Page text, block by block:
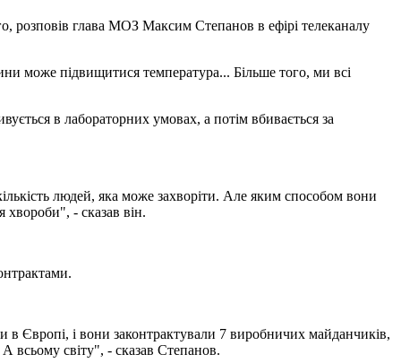
розповів глава МОЗ Максим Степанов в ефірі телеканалу
може підвищитися температура... Більше того, ми всі
в лабораторних умовах, а потім вбивається за
людей, яка може захворіти. Але яким способом вони
хвороби", - сказав він.
Європі, і вони законтрактували 7 виробничих майданчиків,
всьому світу", - сказав Степанов.